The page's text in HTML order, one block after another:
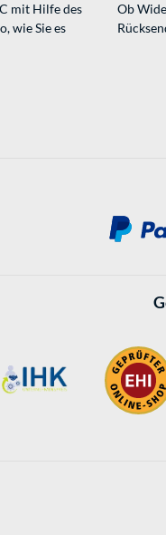
mit Hilfe des
wie Sie es
Ob